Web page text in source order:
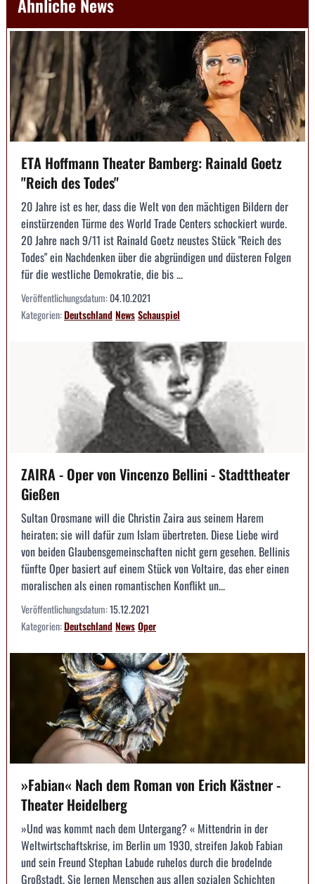
ETA Hoffmann Theater Bamberg: Rainald Goetz
"Reich des Todes"
20 Jahre ist es her, dass die Welt von den mächtigen Bildern der
einstürzenden Türme des World Trade Centers schockiert wurde.
20 Jahre nach 9/11 ist Rainald Goetz neustes Stück "Reich des
Todes" ein Nachdenken über die abgründigen und düsteren Folgen
für die westliche Demokratie, die bis ...
Veröffentlichungsdatum:04.10.2021
Kategorien:DeutschlandNewsSchauspiel
ZAIRA - Oper von Vincenzo Bellini - Stadttheater
Gießen
Sultan Orosmane will die Christin Zaira aus seinem Harem
heiraten; sie will dafür zum Islam übertreten. Diese Liebe wird
von beiden Glaubensgemeinschaften nicht gern gesehen. Bellinis
fünfte Oper basiert auf einem Stück von Voltaire, das eher einen
moralischen als einen romantischen Konflikt un...
Veröffentlichungsdatum:15.12.2021
Kategorien:DeutschlandNewsOper
»Fabian« Nach dem Roman von Erich Kästner -
Theater Heidelberg
»Und was kommt nach dem Untergang? « Mittendrin in der
Weltwirtschaftskrise, im Berlin um 1930, streifen Jakob Fabian
und sein Freund Stephan Labude ruhelos durch die brodelnde
Großstadt. Sie lernen Menschen aus allen sozialen Schichten